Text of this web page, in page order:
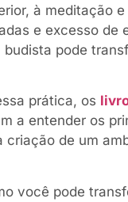
à meditação
e excesso de
pode
prática, os
a entender os
de um
você pode